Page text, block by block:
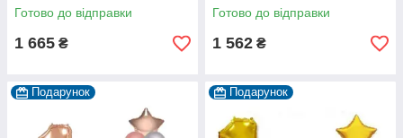
Готово до відправки
1 665 ₴
Готово до відправки
1 562 ₴
Подарунок Подарунок